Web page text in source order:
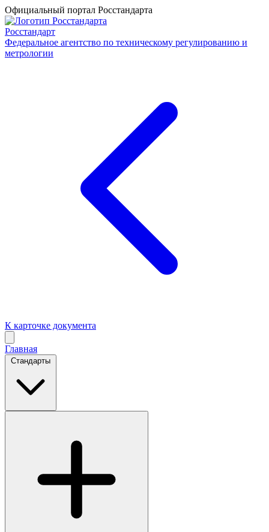
Официальный портал Росстандарта
Росстандарт
Федеральное агентство по техническому регулированию и
метрологии
К карточке документа
Главная
Стандарты